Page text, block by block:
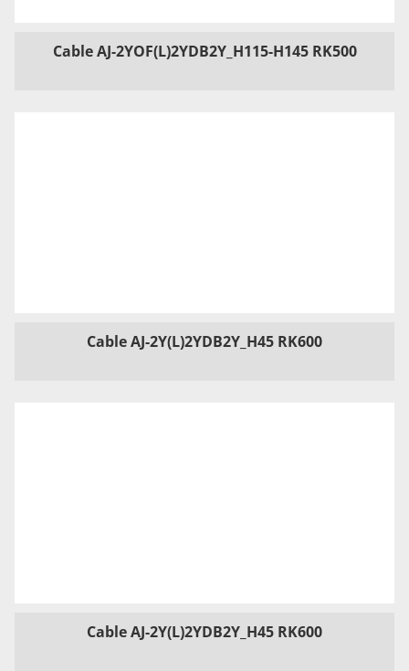
Cable AJ-2YOF(L)2YDB2Y_H115-H145 RK500
Cable AJ-2Y(L)2YDB2Y_H45 RK600
Cable AJ-2Y(L)2YDB2Y_H45 RK600